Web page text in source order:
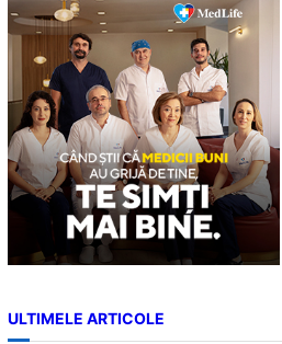
h
ULTIMELE ARTICOLE